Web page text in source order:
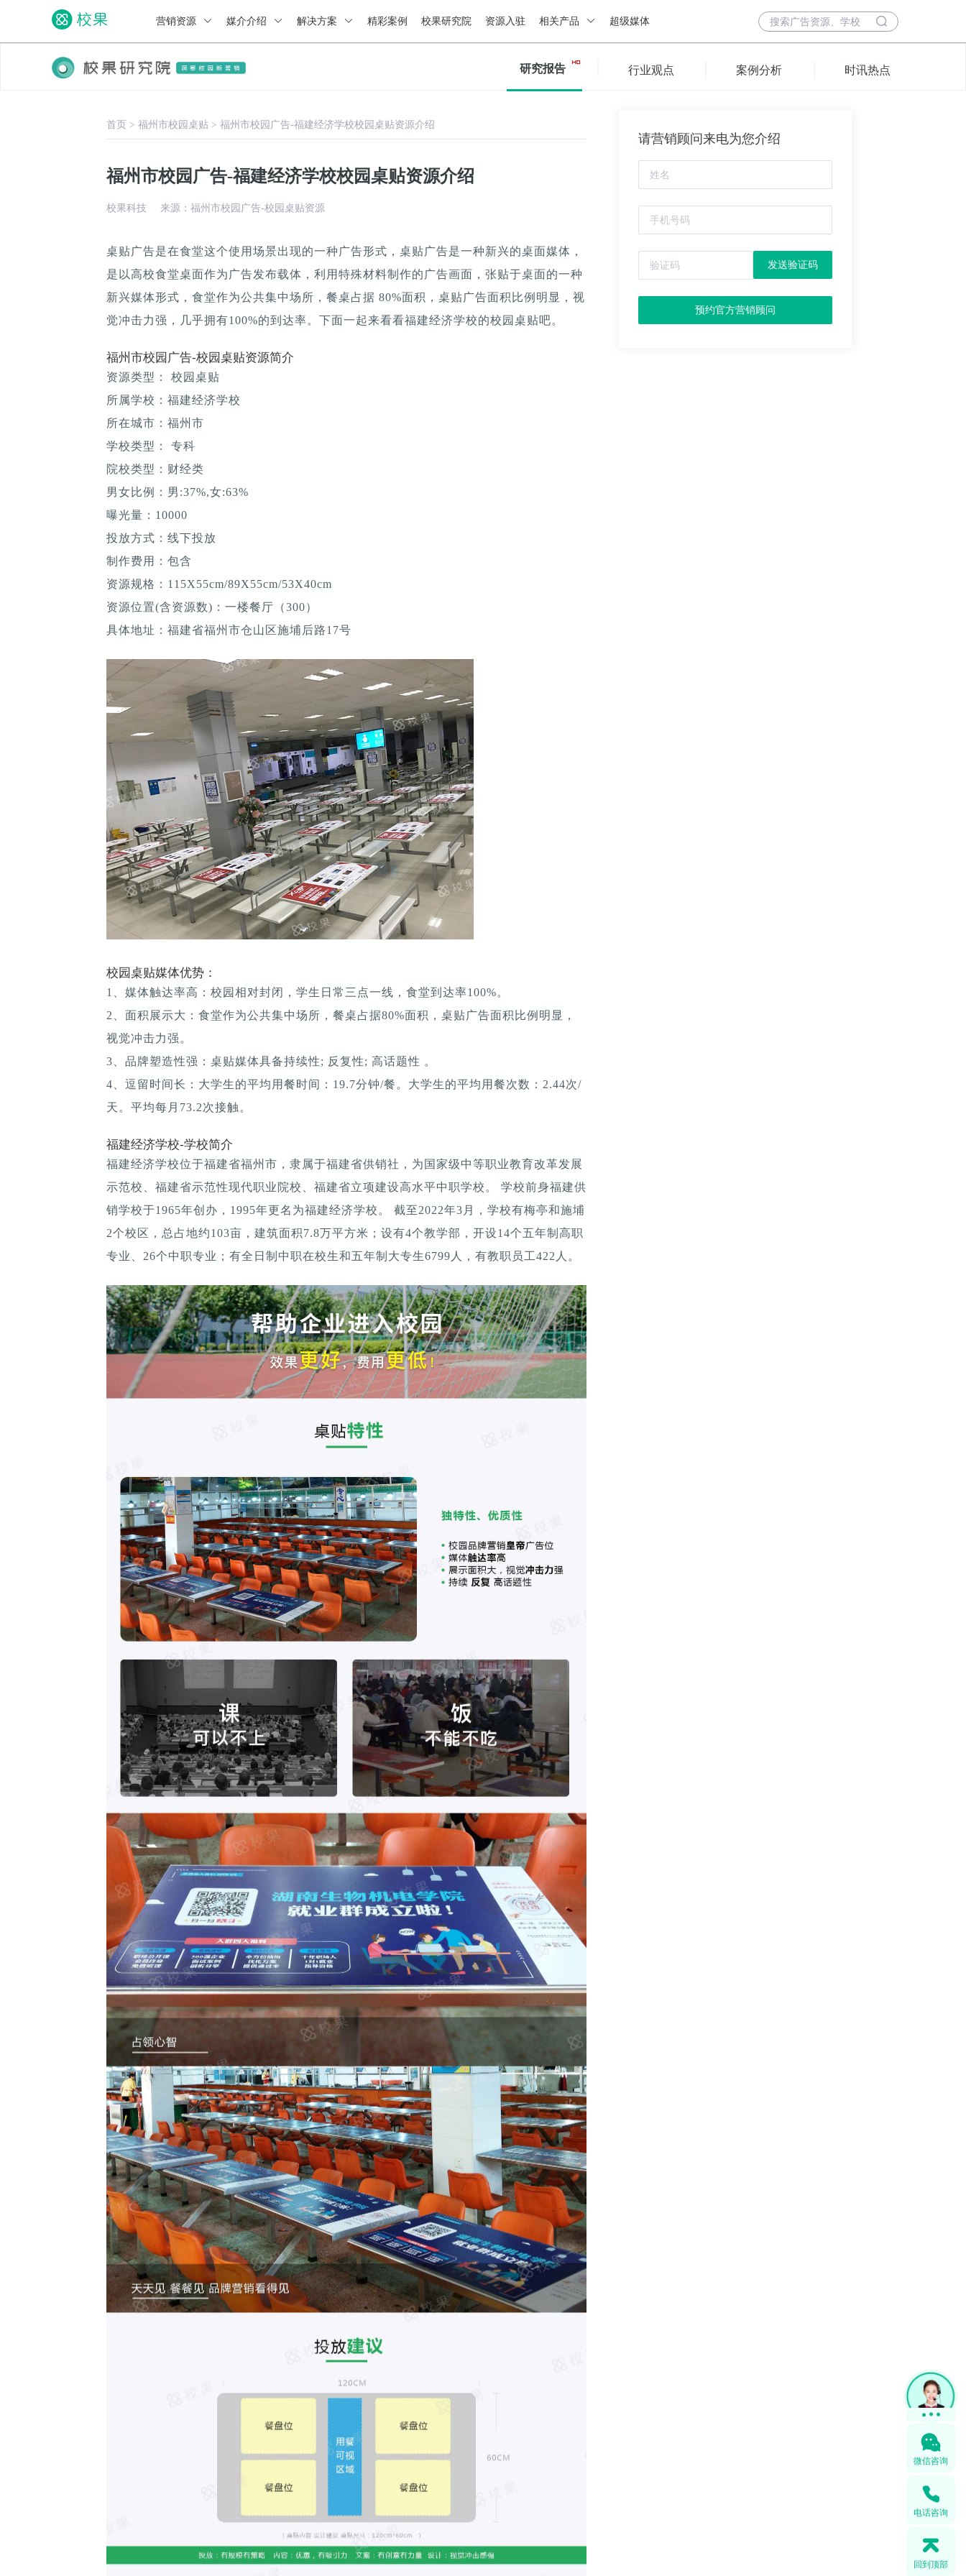
营销资源 媒介介绍 解决方案 精彩案例 校果研究院 资源入驻 相关产品 超级媒体
研究报告 行业观点 案例分析 时讯热点
首页 > 福州市校园桌贴 > 福州市校园广告-福建经济学校校园桌贴资源介绍
福州市校园广告-福建经济学校校园桌贴资源介绍
校果科技 来源：福州市校园广告-校园桌贴资源
桌贴广告是在食堂这个使用场景出现的一种广告形式，桌贴广告是一种新兴的桌面媒体，
是以高校食堂桌面作为广告发布载体，利用特殊材料制作的广告画面，张贴于桌面的一种
新兴媒体形式，食堂作为公共集中场所，餐桌占据 80%面积，桌贴广告面积比例明显，视
觉冲击力强，几乎拥有100%的到达率。下面一起来看看福建经济学校的校园桌贴吧。
福州市校园广告-校园桌贴资源简介
资源类型： 校园桌贴
所属学校：福建经济学校
所在城市：福州市
学校类型： 专科
院校类型：财经类
男女比例：男:37%,女:63%
曝光量：10000
投放方式：线下投放
制作费用：包含
资源规格：115X55cm/89X55cm/53X40cm
资源位置(含资源数)：一楼餐厅（300）
具体地址：福建省福州市仓山区施埔后路17号
校园桌贴媒体优势：
1、媒体触达率高：校园相对封闭，学生日常三点一线，食堂到达率100%。
2、面积展示大：食堂作为公共集中场所，餐桌占据80%面积，桌贴广告面积比例明显，
视觉冲击力强。
3、品牌塑造性强：桌贴媒体具备持续性; 反复性; 高话题性 。
4、逗留时间长：大学生的平均用餐时间：19.7分钟/餐。大学生的平均用餐次数：2.44次/
天。平均每月73.2次接触。
福建经济学校-学校简介
福建经济学校位于福建省福州市，隶属于福建省供销社，为国家级中等职业教育改革发展
示范校、福建省示范性现代职业院校、福建省立项建设高水平中职学校。 学校前身福建供
销学校于1965年创办，1995年更名为福建经济学校。 截至2022年3月，学校有梅亭和施埔
2个校区，总占地约103亩，建筑面积7.8万平方米；设有4个教学部，开设14个五年制高职
专业、26个中职专业；有全日制中职在校生和五年制大专生6799人，有教职员工422人。
请营销顾问来电为您介绍
发送验证码
预约官方营销顾问
在线咨询
微信咨询
电话咨询
回到顶部